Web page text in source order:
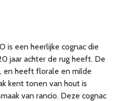
is een heerlijke cognac die
jaar achter de rug heeft. De
en heeft florale en milde
kent tonen van hout is
van rancio. Deze cognac